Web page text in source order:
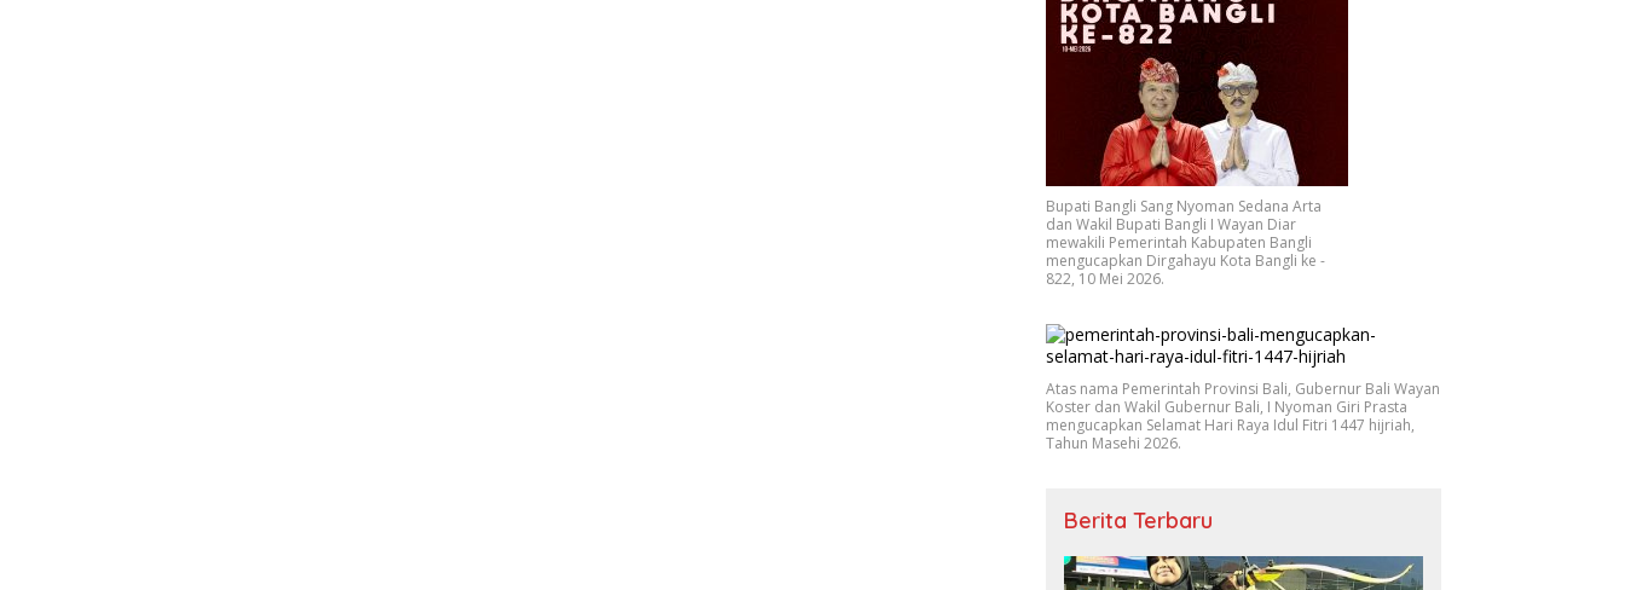
Bupati Bangli Sang Nyoman Sedana Arta
dan Wakil Bupati Bangli I Wayan Diar
mewakili Pemerintah Kabupaten Bangli
mengucapkan Dirgahayu Kota Bangli ke -
822, 10 Mei 2026.
Atas nama Pemerintah Provinsi Bali, Gubernur Bali Wayan
Koster dan Wakil Gubernur Bali, I Nyoman Giri Prasta
mengucapkan Selamat Hari Raya Idul Fitri 1447 hijriah,
Tahun Masehi 2026.
Berita Terbaru